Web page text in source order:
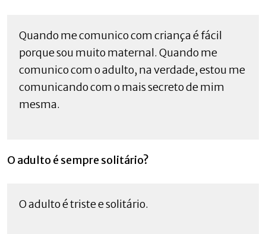
Quando me comunico com criança é fácil
porque sou muito maternal. Quando me
comunico com o adulto, na verdade, estou me
comunicando com o mais secreto de mim
mesma.
O adulto é sempre solitário?
O adulto é triste e solitário.